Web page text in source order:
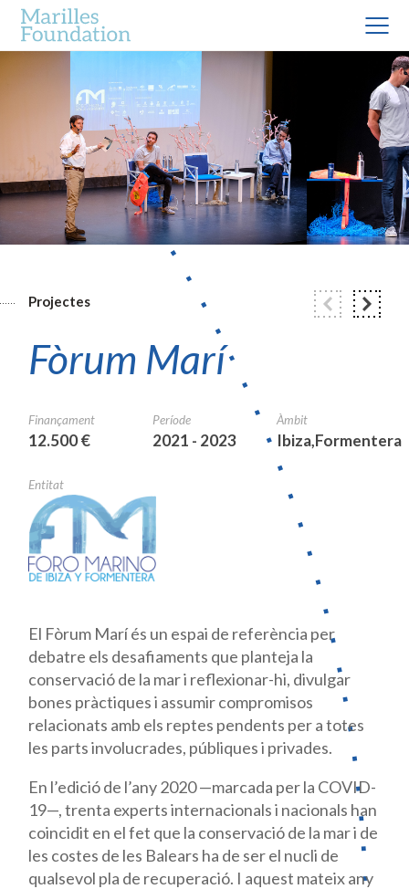
Projectes
Fòrum Marí
Finançament
12.500 €
Període
2021 - 2023
Àmbit
Ibiza,Formentera
Entitat
El Fòrum Marí és un espai de referència per
debatre els desafiaments que planteja la
conservació de la mar i reflexionar-hi, divulgar
bones pràctiques i assumir compromisos
relacionats amb els reptes pendents per a totes
les parts involucrades, públiques i privades.
En l’edició de l’any 2020 —marcada per la COVID-
19—, trenta experts internacionals i nacionals han
coincidit en el fet que la conservació de la mar i de
les costes de les Balears ha de ser el nucli de
qualsevol pla de recuperació. I aquest mateix any